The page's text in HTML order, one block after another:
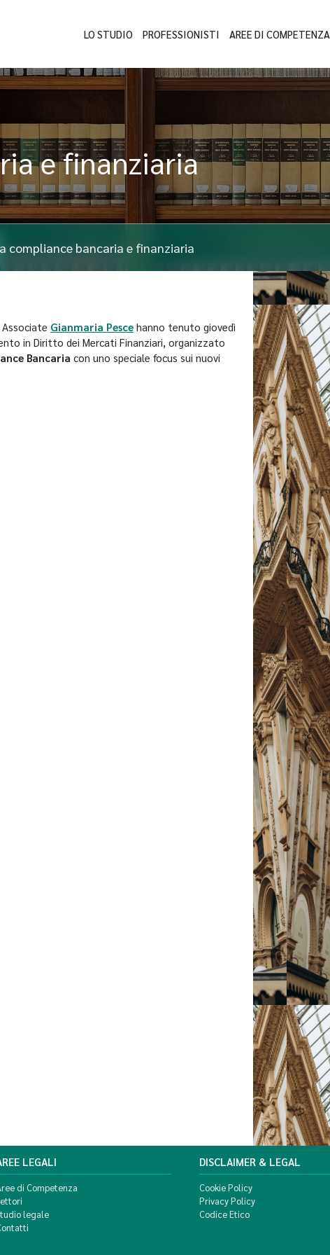
LO STUDIO PROFESSIONISTI AREE DI COMPETENZA
e finanziaria
compliance bancaria e finanziaria
Gianmaria Pesce hanno tenuto giovedì
in Diritto dei Mercati Finanziari, organizzato
Bancaria con uno speciale focus sui nuovi
LEGALI
di Competenza
legale
DISCLAIMER & LEGAL
Cookie Policy
Privacy Policy
Codice Etico